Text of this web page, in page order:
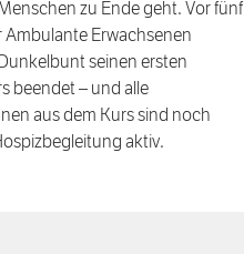
zu Ende geht. Vor fünf
Ambulante Erwachsenen
seinen ersten
beendet – und alle
aus dem Kurs sind noch
aktiv.